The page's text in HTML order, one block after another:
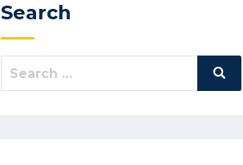
Search
Search
Search